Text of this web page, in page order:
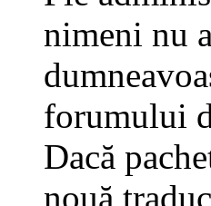
nimeni nu
forumului
Dacă
nouă